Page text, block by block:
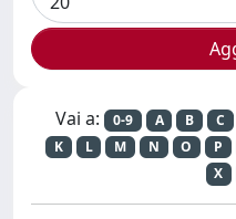
Vai a: 0-9 A B C
K
L M N O P
X